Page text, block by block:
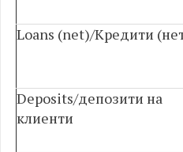
Loans (net)/Кредити
Deposits/депозити на
клиенти